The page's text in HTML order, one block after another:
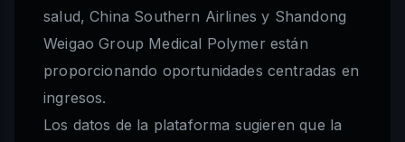
salud, China Southern Airlines y Shandong
Weigao Group Medical Polymer están
proporcionando oportunidades centradas en
ingresos.
Los datos de la plataforma sugieren que la